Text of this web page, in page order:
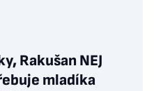
Rakušan NEJ
mladíka